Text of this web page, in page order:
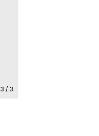
3 / 3